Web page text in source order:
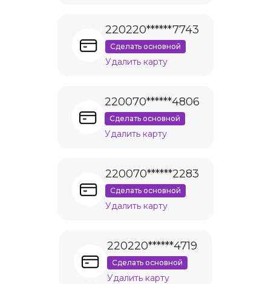
220220******7743
Сделать основной
Удалить карту
220070******4806
Сделать основной
Удалить карту
220070******2283
Сделать основной
Удалить карту
220220******4719
Сделать основной
Удалить карту